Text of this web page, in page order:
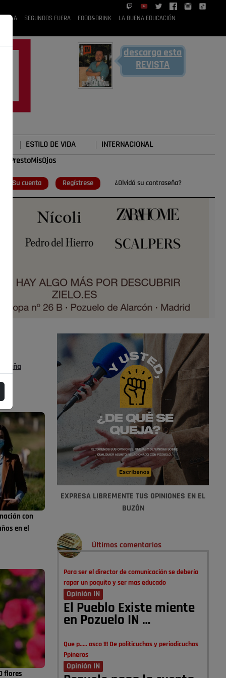
RUBIA SEGUNDOS FUERA FOOD&DRINK
LA BUENA EDUCACIÓN
descarga esta
REVISTA
ESTILO DE VIDA INTERNACIONAL
#TePrestoMisOjos
Su cuenta Regístrese ¿Olvidó su contraseña?
España
con
en el
flores
EXPRESA LIBREMENTE TUS OPINIONES EN EL
BUZÓN
Últimos comentarios
Para ser el director de comunicación se debería
rapar un poquito y ser mas educado
Opinión IN
El Pueblo Existe miente
en Pozuelo IN …
Que p..... asco !!! De politicuchos y periodicuchos
Ppineros
Opinión IN